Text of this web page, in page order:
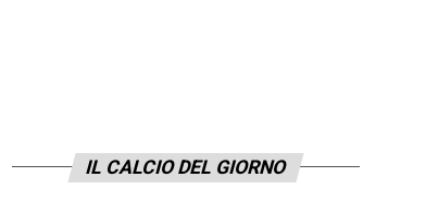
IL CALCIO DEL GIORNO